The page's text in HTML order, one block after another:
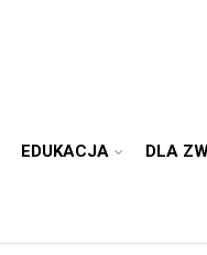
EDUKACJA DLA